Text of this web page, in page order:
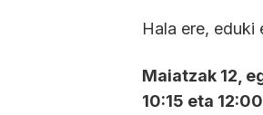
Hala ere, eduki
Maiatzak 12,
10:15 eta 12:00